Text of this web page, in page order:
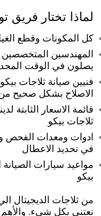
لماذا تختار فريق
كل المكونات وقطع
المهندسين المتخصصين
يصلون في الوقت
فنيين صيانة ثلاجات
الاصلاح بشكل صحيح من
قائمة الاسعار الثابتة
ثلاجات بيكو
ادوات ومعدات الفحص
في تحديد الاعطال
مواعيد سيارات
بيكو
من ثلاجات الديجيتال
نعتني بكل شيء. والأهم